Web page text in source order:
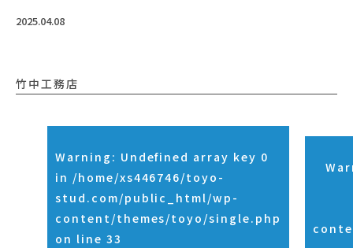
2025.04.08
竹中工務店
Warning : Undefined array key 0
in /home/xs446746/toyo-
stud.com/public_html/wp-
content/themes/toyo/single.php
on line 33